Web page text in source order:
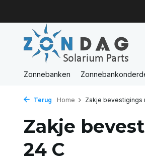
Zonnebanken
Terug Home Zakje bevestigings
Zakje
24 C